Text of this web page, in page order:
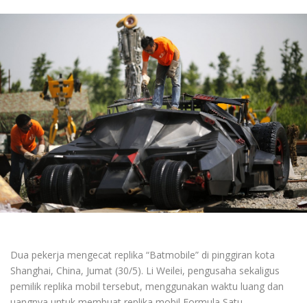
Dua pekerja mengecat replika “Batmobile” di pinggiran kota
Shanghai, China, Jumat (30/5). Li Weilei, pengusaha sekaligus
pemilik replika mobil tersebut, menggunakan waktu luang dan